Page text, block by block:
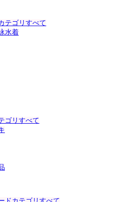
テゴリすべて
水着
ゴリすべて